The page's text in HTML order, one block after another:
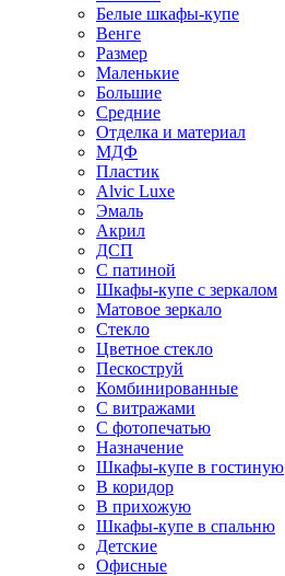
Белые шкафы-купе
Венге
Размер
Маленькие
Большие
Средние
Отделка и материал
МДФ
Пластик
Alvic Luxe
Эмаль
Акрил
ДСП
С патиной
Шкафы-купе с зеркалом
Матовое зеркало
Стекло
Цветное стекло
Пескоструй
Комбинированные
С витражами
С фотопечатью
Назначение
Шкафы-купе в гостиную
В коридор
В прихожую
Шкафы-купе в спальню
Детские
Офисные